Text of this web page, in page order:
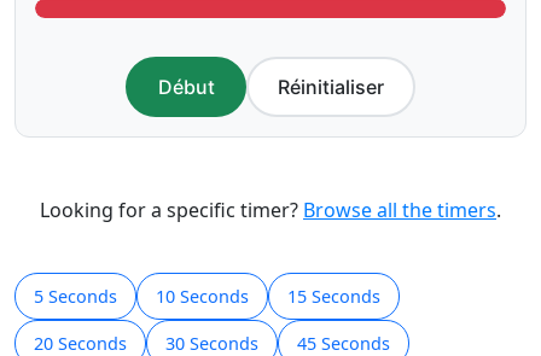
Début Réinitialiser
Looking for a specific timer? Browse all the timers.
5 Seconds 10 Seconds 15 Seconds
20 Seconds 30 Seconds 45 Seconds